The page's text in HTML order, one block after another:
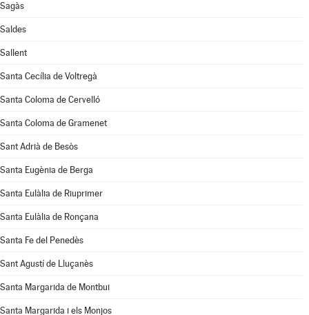
Sagàs
Saldes
Sallent
Santa Cecília de Voltregà
Santa Coloma de Cervelló
Santa Coloma de Gramenet
Sant Adrià de Besòs
Santa Eugènia de Berga
Santa Eulàlia de Riuprimer
Santa Eulàlia de Ronçana
Santa Fe del Penedès
Sant Agustí de Lluçanès
Santa Margarida de Montbui
Santa Margarida i els Monjos